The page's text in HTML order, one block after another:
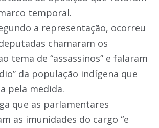
temporal.
a representação, ocorreu
chamaram os
tema de “assassinos” e falaram
da população indígena que
pela medida.
que as parlamentares
as imunidades do cargo “e